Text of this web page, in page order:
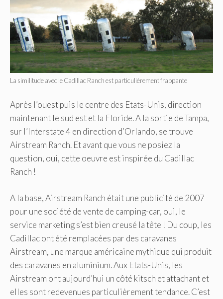
La similitude avec le Cadillac Ranch est particulièrement frappante
Après l’ouest puis le centre des Etats-Unis, direction
maintenant le sud est et la Floride. A la sortie de Tampa,
sur l’Interstate 4 en direction d’Orlando, se trouve
Airstream Ranch. Et avant que vous ne posiez la
question, oui, cette oeuvre est inspirée du Cadillac
Ranch !
A la base, Airstream Ranch était une publicité de 2007
pour une société de vente de camping-car, oui, le
service marketing s’est bien creusé la tête ! Du coup, les
Cadillac ont été remplacées par des caravanes
Airstream, une marque américaine mythique qui produit
des caravanes en aluminium. Aux Etats-Unis, les
Airstream ont aujourd’hui un côté kitsch et attachant et
elles sont redevenues particulièrement tendance. C’est